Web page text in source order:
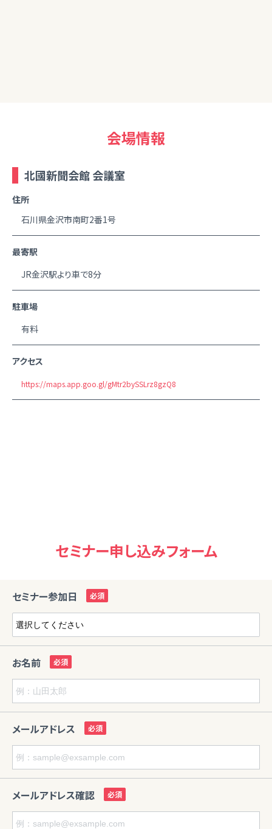
会場情報
北國新聞会館 会議室
住所
石川県金沢市南町2番1号
最寄駅
JR金沢駅より車で8分
駐車場
有料
アクセス
https://maps.app.goo.gl/gMtr2bySSLrz8gzQ8
セミナー申し込みフォーム
セミナー参加日
お名前
メールアドレス
メールアドレス確認